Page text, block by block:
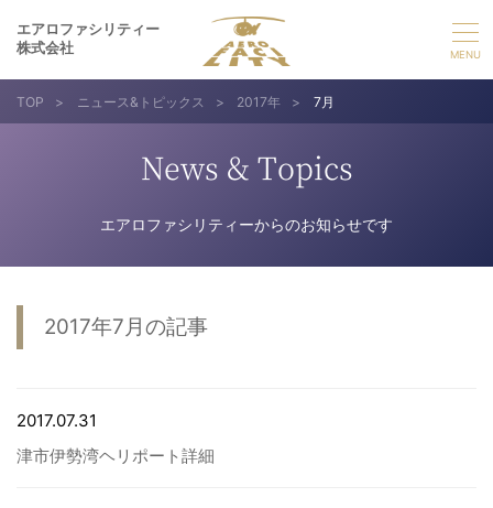
エアロファシリティー
株式会社
選ばれる理由
お問い合わせ
TOP > ニュース&トピックス > 2017年 > 7月
News & Topics
エアロファシリティーからのお知らせです
2017年7月の記事
2017.07.31
津市伊勢湾ヘリポート詳細